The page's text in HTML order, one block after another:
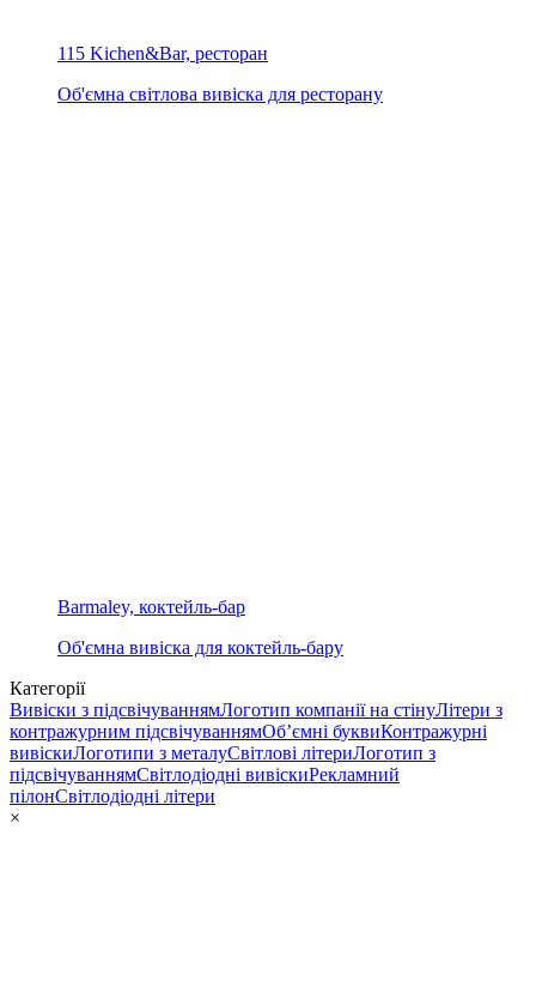
115 Kichen&Bar, ресторан
Об'ємна світлова вивіска для ресторану
Barmaley, коктейль-бар
Об'ємна вивіска для коктейль-бару
Категорії
Вивіски з підсвічуваннямЛоготип компанії на стінуЛітери з
контражурним підсвічуваннямОб’ємні буквиКонтражурні
вивіскиЛоготипи з металуСвітлові літериЛоготип з
підсвічуваннямСвітлодіодні вивіскиРекламний
пілонСвітлодіодні літери
×